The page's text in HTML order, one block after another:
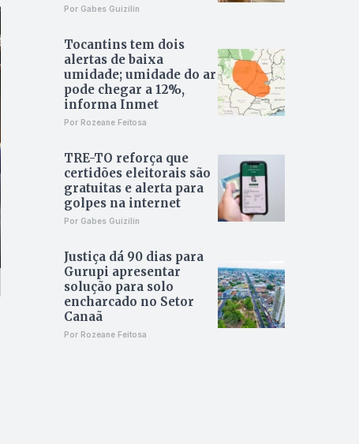
Por Gabes Guizilin
Tocantins tem dois
alertas de baixa
umidade; umidade do ar
pode chegar a 12%,
informa Inmet
Por Rozeane Feitosa
TRE-TO reforça que
certidões eleitorais são
gratuitas e alerta para
golpes na internet
Por Gabes Guizilin
Justiça dá 90 dias para
Gurupi apresentar
solução para solo
encharcado no Setor
Canaã
Por Rozeane Feitosa